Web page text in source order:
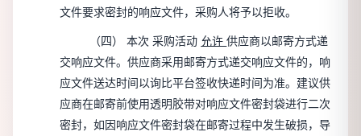
文件要求密封的响应文件，采购人将予以拒收。
（四）本次采购活动 允许供应商以邮寄方式递
交响应文件。供应商采用邮寄方式递交响应文件的，响
应文件送达时间以询比平台签收快递时间为准。建议供
应商在邮寄前使用透明胶带对响应文件密封袋进行二次
密封，如因响应文件密封袋在邮寄过程中发生破损，导